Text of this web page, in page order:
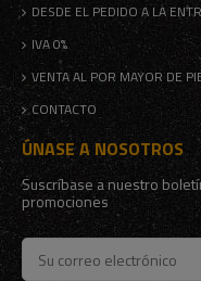
DESDE EL PEDIDO A LA
IVA 0%
VENTA AL POR MAYOR DE
CONTACTO
ÚNASE A NOSOTROS
Suscríbase a nuestro
promociones